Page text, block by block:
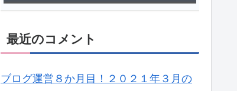
最近のコメント
ブログ運営８か月目！２０２１年３月の